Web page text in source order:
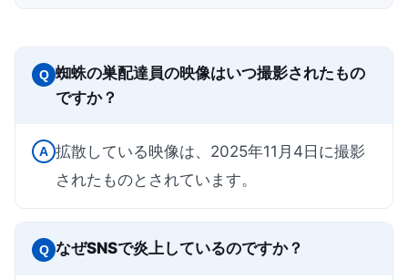
Q 蜘蛛の巣配達員の映像はいつ撮影されたもの
ですか？
A 拡散している映像は、2025年11月4日に撮影
されたものとされています。
Q なぜSNSで炎上しているのですか？